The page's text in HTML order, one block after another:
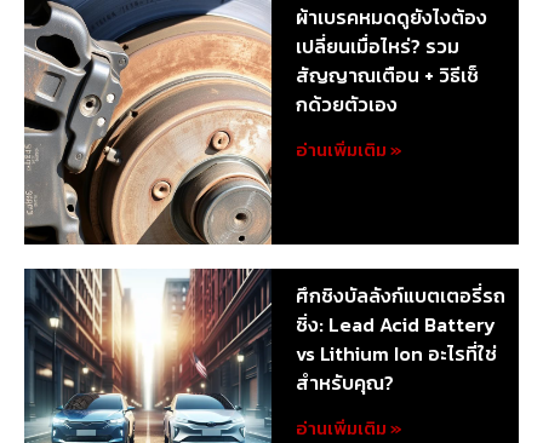
ผ้าเบรคหมดดูยังไงต้อง
เปลี่ยนเมื่อไหร่? รวม
สัญญาณเตือน + วิธีเช็
กด้วยตัวเอง
อ่านเพิ่มเติม »
ศึกชิงบัลลังก์แบตเตอรี่รถ
ซิ่ง: Lead Acid Battery
vs Lithium Ion อะไรที่ใช่
สำหรับคุณ?
อ่านเพิ่มเติม »